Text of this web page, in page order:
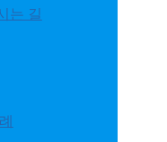
는 길